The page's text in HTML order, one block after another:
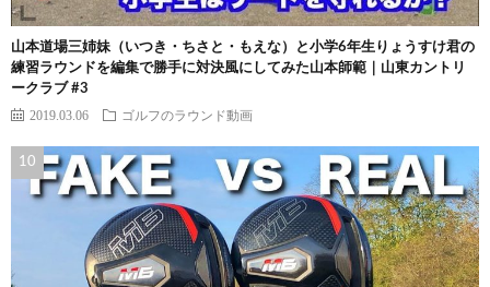
山本道場三姉妹（いつき・ちさと・もえな）と小学6年生りょうすけ君の
練習ラウンドを編集で勝手に対決風にしてみた山本師範｜山東カントリ
ークラブ #3
2019.03.06 ゴルフのラウンド動画